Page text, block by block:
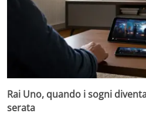
Rai Uno, quando i sogni
serata